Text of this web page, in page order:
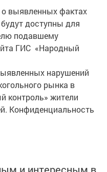
выявленных фактах
доступны для
подавшему
ГИС «Народный
нарушений
рынка в
контроль» жители
Конфиденциальность